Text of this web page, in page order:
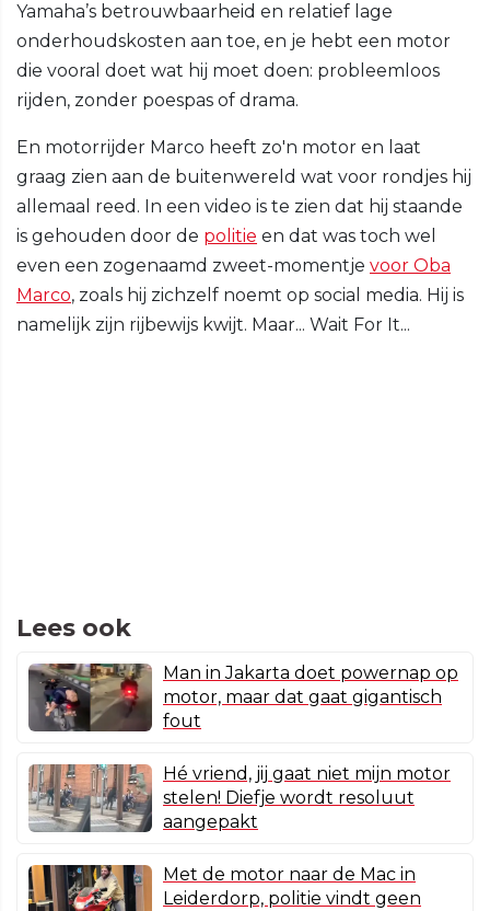
Yamaha’s betrouwbaarheid en relatief lage
onderhoudskosten aan toe, en je hebt een motor
die vooral doet wat hij moet doen: probleemloos
rijden, zonder poespas of drama.
En motorrijder Marco heeft zo'n motor en laat
graag zien aan de buitenwereld wat voor rondjes hij
allemaal reed. In een video is te zien dat hij staande
is gehouden door de politie en dat was toch wel
even een zogenaamd zweet-momentje voor Oba
Marco, zoals hij zichzelf noemt op social media. Hij is
namelijk zijn rijbewijs kwijt. Maar... Wait For It...
Lees ook
Man in Jakarta doet powernap op
motor, maar dat gaat gigantisch
fout
Hé vriend, jij gaat niet mijn motor
stelen! Diefje wordt resoluut
aangepakt
Met de motor naar de Mac in
Leiderdorp, politie vindt geen